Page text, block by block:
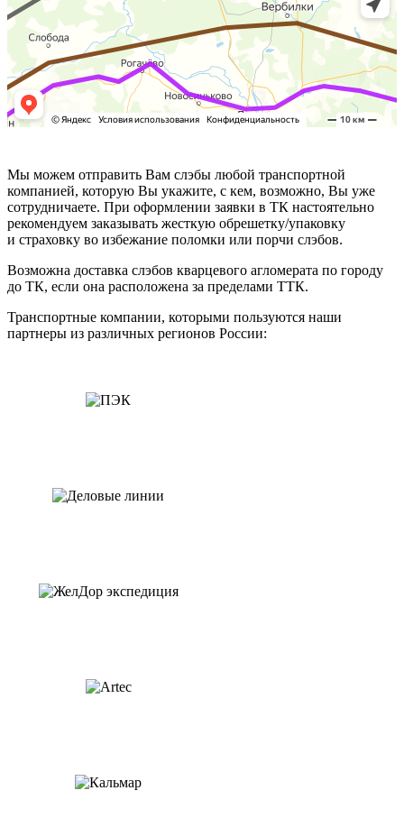
Мы можем отправить Вам слэбы любой транспортной
компанией, которую Вы укажите, с кем, возможно, Вы уже
сотрудничаете. При оформлении заявки в ТК настоятельно
рекомендуем заказывать жесткую обрешетку/упаковку
и страховку во избежание поломки или порчи слэбов.
Возможна доставка слэбов кварцевого агломерата по городу
до ТК, если она расположена за пределами ТТК.
Транспортные компании, которыми пользуются наши
партнеры из различных регионов России: